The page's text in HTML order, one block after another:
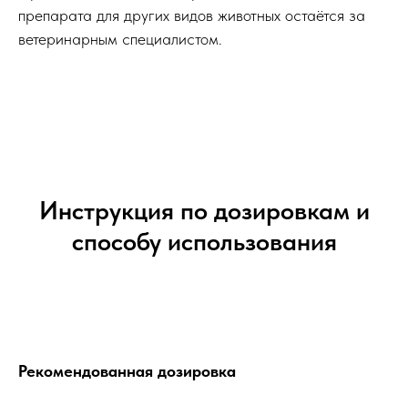
препарата для других видов животных остаётся за
ветеринарным специалистом.
Инструкция по дозировкам и
способу использования
Рекомендованная дозировка